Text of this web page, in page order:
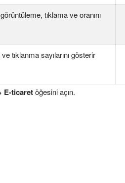
tıklama ve oranını
tıklanma sayılarını gösterir
E-ticaretöğesini açın.